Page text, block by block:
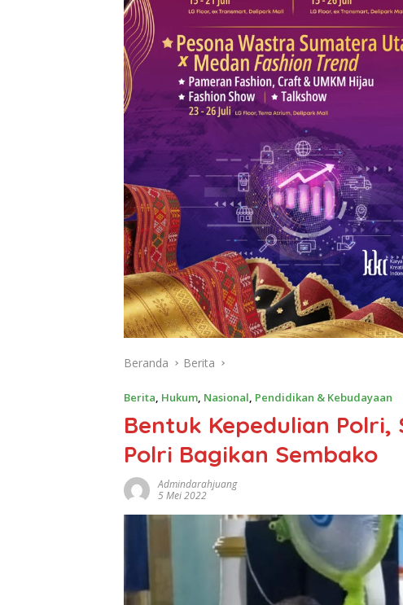
Beranda Berita
Berita, Hukum, Nasional, Pendidikan & Kebudayaan
Bentuk Kepedulian
Polri Bagikan Sembako
Admindarahjuang
5 Mei 2022